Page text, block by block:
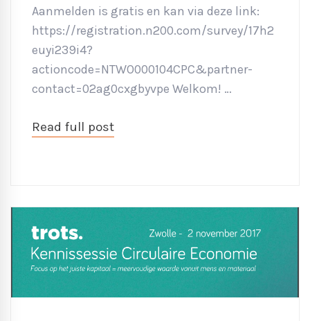
Aanmelden is gratis en kan via deze link:
https://registration.n200.com/survey/17h2
euyi239i4?
actioncode=NTWO000104CPC&partner-
contact=02ag0cxgbyvpe Welkom! …
Read full post